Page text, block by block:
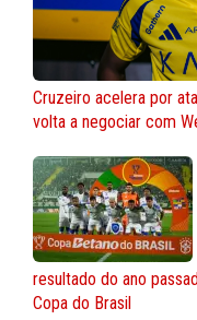
Cruzeiro acelera por
volta a negociar com
resultado do ano
Copa do Brasil